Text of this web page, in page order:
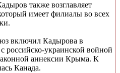
также возглавляет
имеет филиалы во всех
включил Кадырова в
российско-украинской войной
аннексии Крыма. К
Канада.